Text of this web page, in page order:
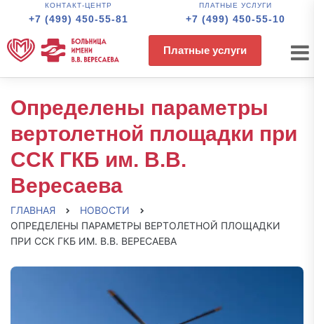
КОНТАКТ-ЦЕНТР
+7 (499) 450-55-81
ПЛАТНЫЕ УСЛУГИ
+7 (499) 450-55-10
Платные услуги
Определены параметры
вертолетной площадки при
ССК ГКБ им. В.В.
Вересаева
ГЛАВНАЯ
НОВОСТИ
ОПРЕДЕЛЕНЫ ПАРАМЕТРЫ ВЕРТОЛЕТНОЙ ПЛОЩАДКИ
ПРИ ССК ГКБ ИМ. В.В. ВЕРЕСАЕВА